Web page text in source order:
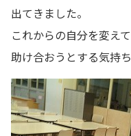
出てきました。
これからの自分を変え
助け合おうとする気持